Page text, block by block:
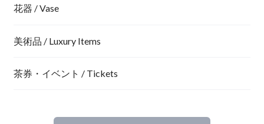
花器 / Vase
美術品 / Luxury Items
茶券・イベント / Tickets